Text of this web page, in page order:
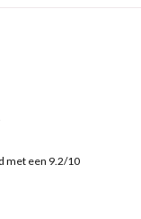
met een 9.2/10